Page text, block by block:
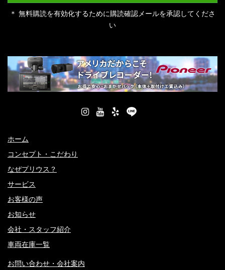
＊ 無料購読を有効化するために購読確認メールを承認してくださ
い
ホーム
コンセプト・こだわり
なぜプリウス？
サービス
お客様の声
お知らせ
会社・スタッフ紹介
車両在庫一覧
お問い合わせ・会社案内